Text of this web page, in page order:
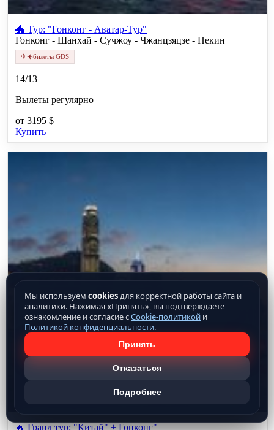
🐲 Тур: "Гонконг - Аватар-Тур"
Гонконг - Шанхай - Сучжоу - Чжанцзяцзе - Пекин
✈✈билеты GDS
14/13
Вылеты регулярно
от 3195 $
Купить
🔥 Гранд тур: "Китай" + Гонконг"
Мы используем cookiesдля корректной работы сайта и
аналитики. Нажимая «Принять», вы подтверждаете
ознакомление и согласие сCookie-политикой и
Политикой конфиденциальности.
Принять
Отказаться
Подробнее